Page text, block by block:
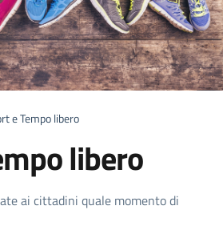
e Tempo libero
libero
ai cittadini quale momento di